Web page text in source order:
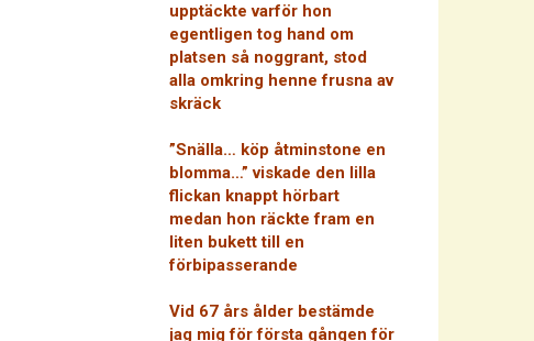
upptäckte varför hon
egentligen tog hand om
platsen så noggrant, stod
alla omkring henne frusna av
skräck
”Snälla… köp åtminstone en
blomma…” viskade den lilla
flickan knappt hörbart
medan hon räckte fram en
liten bukett till en
förbipasserande
Vid 67 års ålder bestämde
jag mig för första gången för